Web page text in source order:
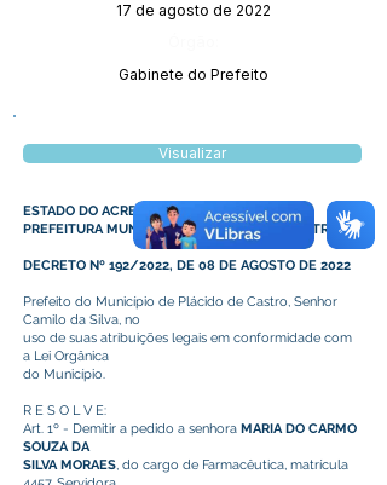
17 de agosto de 2022
Gabinete do Prefeito
Visualizar
ESTADO DO ACRE
PREFEITURA MUNICIPAL DE PLÁCIDO DE CASTRO
DECRETO Nº 192/2022, DE 08 DE AGOSTO DE 2022
Prefeito do Município de Plácido de Castro, Senhor
Camilo da Silva, no
uso de suas atribuições legais em conformidade com
a Lei Orgânica
do Município.
R E S O L V E:
Art. 1º - Demitir a pedido a senhora MARIA DO CARMO
SOUZA DA
SILVA MORAES, do cargo de Farmacêutica, matrícula